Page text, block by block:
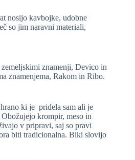
nosijo kavbojke, udobne
so jim naravni materiali,
znamenji, Devico in
znamenjema, Rakom in Ribo.
ki je pridela sam ali je
krompir, meso in
v pripravi, saj so pravi
biti tradicionalna. Biki slovijo